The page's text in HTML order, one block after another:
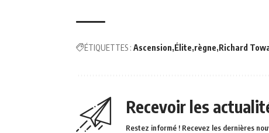
ÉTIQUETTES : Ascension Élite règne Richard
Recevoir les
Restez informé ! Recevez les dernières